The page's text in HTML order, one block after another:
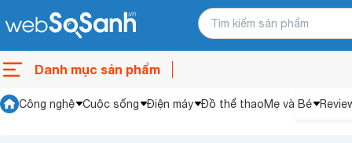
Danh mục sản phẩm
Công nghệ Cuộc sống Điện máy Đồ thể thaoMẹ và Bé